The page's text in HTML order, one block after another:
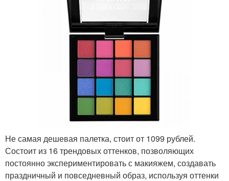
Не самая дешевая палетка, стоит от 1099 рублей.
Состоит из 16 трендовых оттенков, позволяющих
постоянно экспериментировать с макияжем, создавать
праздничный и повседневный образ, используя оттенки